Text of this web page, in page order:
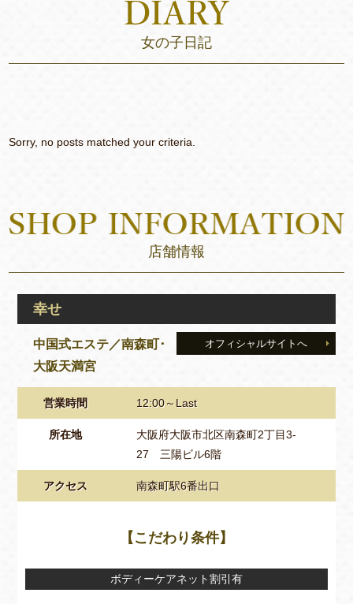
女の子日記
Sorry, no posts matched your criteria.
店舗情報
幸せ
オフィシャルサイトへ
中国式エステ／南森町･
大阪天満宮
営業時間 12:00～Last
所在地
大阪府大阪市北区南森町2丁目3-
27 三陽ビル6階
アクセス 南森町駅6番出口
【こだわり条件】
ボディーケアネット割引有